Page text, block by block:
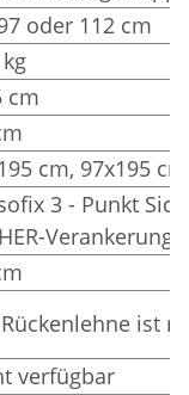
oder 112 cm
cm
cm, 97x195
3 - Punkt
ist
verfügbar